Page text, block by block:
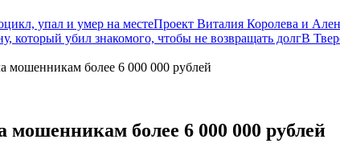
упал и умер на местеПроект Виталия Королева и
который убил знакомого, чтобы не возвращать долгВ
мошенникам более 6 000 000 рублей
мошенникам более 6 000 000 рублей